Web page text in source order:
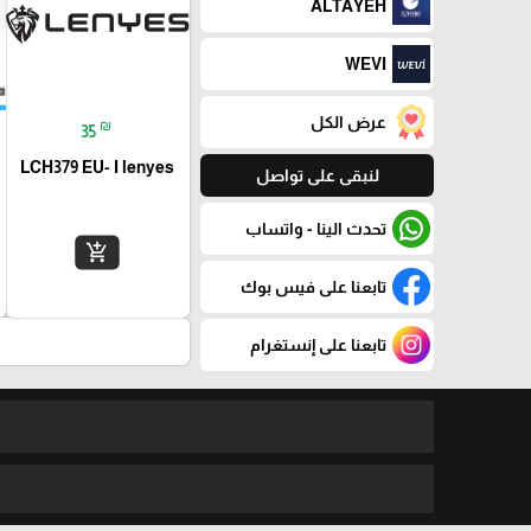
ALTAYEH
WEVI
عرض الكل
لنبقى على تواصل
تحدث الينا - واتساب
تابعنا على فيس بوك
تابعنا على إنستغرام
35 ₪
LCH379 EU- I lenyes
add_shopping_cart